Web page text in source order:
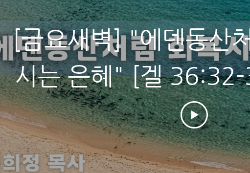
[금요새벽] "에덴동산
시는 은혜" [겔
목사
[목요새벽] "하나님이
새 마음" [겔 36:16-
사